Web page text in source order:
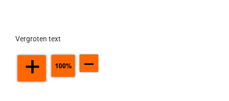
Vergroten text